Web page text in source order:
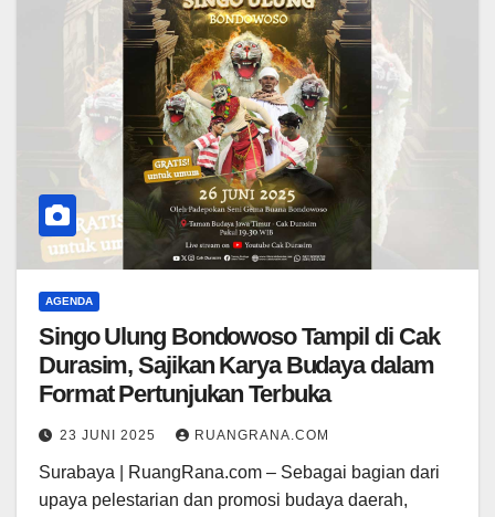
AGENDA
Singo Ulung Bondowoso Tampil di Cak
Durasim, Sajikan Karya Budaya dalam
Format Pertunjukan Terbuka
23 JUNI 2025 RUANGRANA.COM
Surabaya | RuangRana.com – Sebagai bagian dari
upaya pelestarian dan promosi budaya daerah,